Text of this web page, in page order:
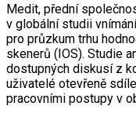
Medit, přední
v globální studii
pro průzkum trhu
skenerů (IOS). Studie
dostupných diskusí z
uživatelé otevřeně
pracovními postupy v